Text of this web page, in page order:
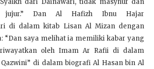
dari Dainawari, tidak masyhur dan
jujur.” Dan Al Hafizh Ibnu Hajar
di dalam kitab Lisan Al Mizan dengan
“Dan saya melihat ia memiliki kabar yang
oleh Imam Ar Rafii di dalam
di dalam biografi Al Hasan bin Al